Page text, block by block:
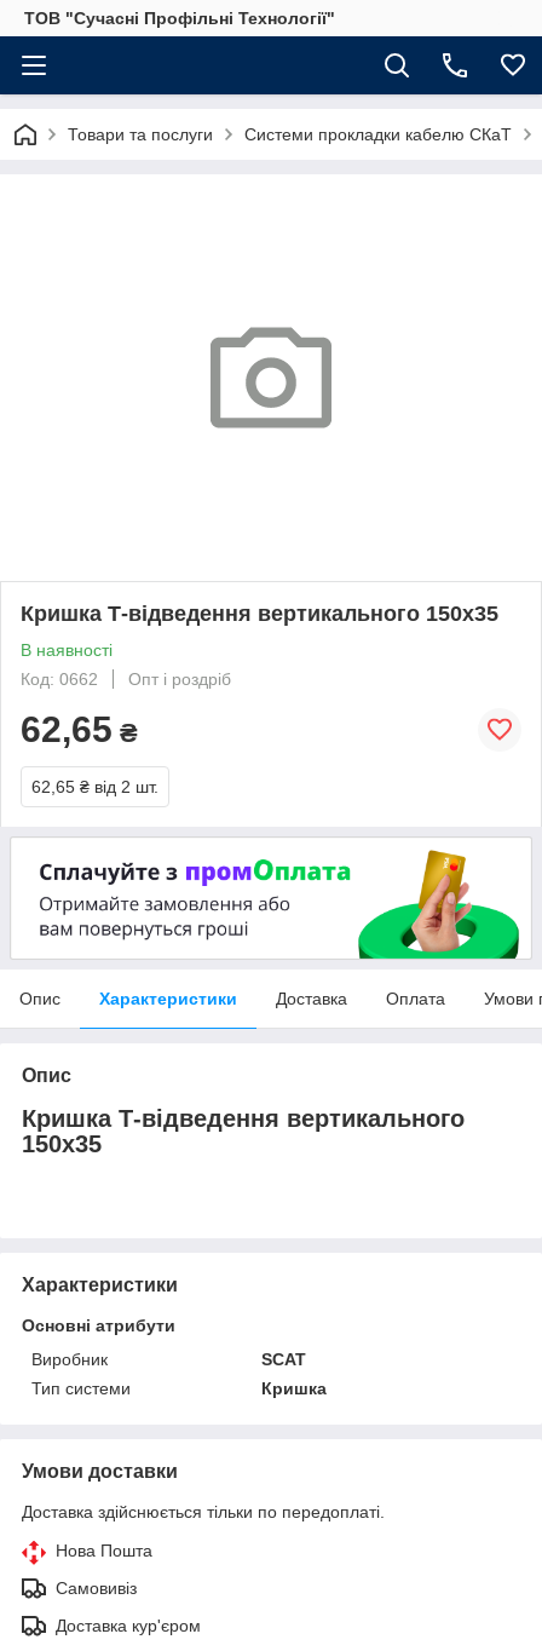
ТОВ "Сучасні Профільні Технології"
Товари та послуги Системи прокладки кабелю СКаТ
Кришка Т-відведення вертикального 150х35
В наявності
Код: 0662
Опт і роздріб
62,65 ₴
62,65 ₴ від 2 шт.
Опис Характеристики Доставка Оплата Умови
Опис
Кришка Т-відведення вертикального
150х35
Характеристики
Основні атрибути
Виробник
SCAT
Тип системи
Кришка
Умови доставки
Доставка здійснюється тільки по передоплаті.
Нова Пошта
Самовивіз
Доставка кур'єром